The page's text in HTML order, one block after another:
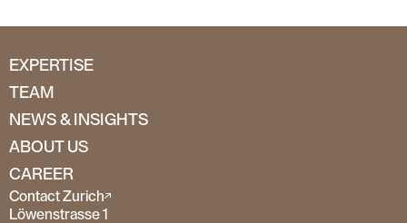
EXPERTISE
TEAM
NEWS & INSIGHTS
ABOUT US
CAREER
Contact Zurich
Löwenstrasse 1